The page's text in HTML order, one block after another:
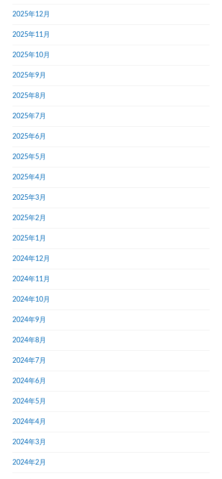
2025年12月
2025年11月
2025年10月
2025年9月
2025年8月
2025年7月
2025年6月
2025年5月
2025年4月
2025年3月
2025年2月
2025年1月
2024年12月
2024年11月
2024年10月
2024年9月
2024年8月
2024年7月
2024年6月
2024年5月
2024年4月
2024年3月
2024年2月